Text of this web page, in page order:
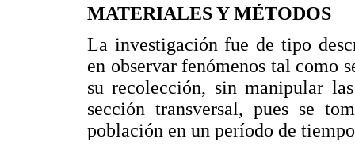
MATERIALES Y MÉTODOS
La investigación fue de tipo
en observar fenómenos tal como
su recolección, sin manipular
sección transversal, pues se
población en un período de